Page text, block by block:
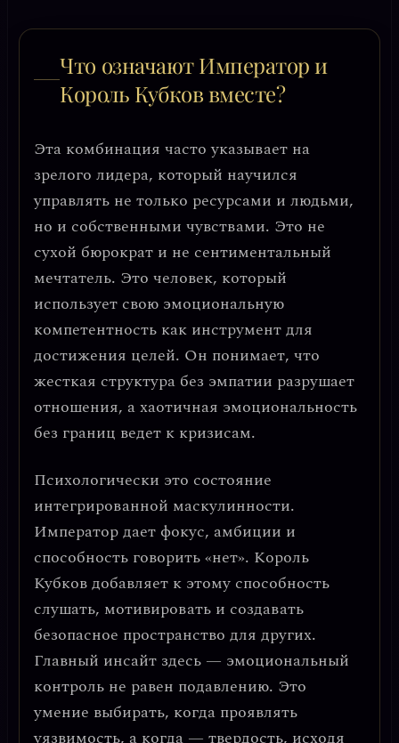
Что означают Император и
Король Кубков вместе?
Эта комбинация часто указывает на
зрелого лидера, который научился
управлять не только ресурсами и людьми,
но и собственными чувствами. Это не
сухой бюрократ и не сентиментальный
мечтатель. Это человек, который
использует свою эмоциональную
компетентность как инструмент для
достижения целей. Он понимает, что
жесткая структура без эмпатии разрушает
отношения, а хаотичная эмоциональность
без границ ведет к кризисам.
Психологически это состояние
интегрированной маскулинности.
Император дает фокус, амбиции и
способность говорить «нет». Король
Кубков добавляет к этому способность
слушать, мотивировать и создавать
безопасное пространство для других.
Главный инсайт здесь — эмоциональный
контроль не равен подавлению. Это
умение выбирать, когда проявлять
уязвимость, а когда — твердость, исходя